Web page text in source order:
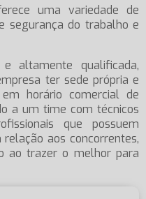
uma variedade de
segurança do trabalho e
altamente qualificada,
ter sede própria e
horário comercial de
a um time com técnicos
que possuem
aos concorrentes,
ao trazer o melhor para